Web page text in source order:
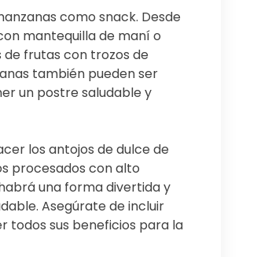
como snack. Desde
mantequilla de maní o
frutas con trozos de
también pueden ser
un postre saludable y
los antojos de dulce de
procesados con alto
una forma divertida y
Asegúrate de incluir
todos sus beneficios para la